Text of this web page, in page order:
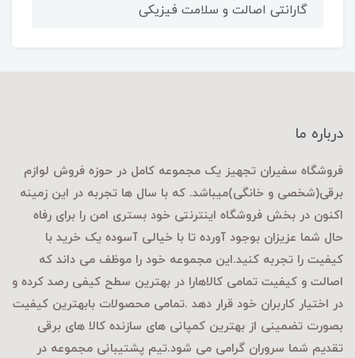
گارانتی اصالت و سلامت فیزیکی
درباره ما
فروشگاه سفیران تجهیز یک مجموعه کامل در حوزه فروش لوازم
برقی(شخصی و خانگی)میباشد. که با سال ها تجربه در این زمینه
اکنون در بخش فروشگاه اینترنتی خود بستری امن را برای رفاه
حال شما عزیزان بوجود آورده تا با خیالی آسوده یک خرید با
کیفیت را تجربه کنید.این مجموعه خود را موظف می داند که
اصالت و کیفیت تمامی کالاهارا در بهترین سطح کیفی رصد کرده و
در اختیار کاربران خود قرار دهد .تمامی محصولات بابهترین کیفیت
بصورت تضمینی از بهترین کمپانی های سازنده کالا های برقی
تقدیم شما سروران گرامی می شود.تیم پشتیبانی مجموعه در